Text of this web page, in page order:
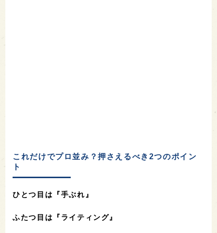
これだけでプロ並み？押さえるべき2つのポイン
ト
ひとつ目は『手ぶれ』
ふたつ目は『ライティング』